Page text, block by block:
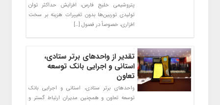
پتروشیمی خلیج فارس، افزایش حداکثر توان
تولیدی توربین‌ها بدون تغییرات هزینه بر سخت
افزاری، خصوصاً در فصول […]
تقدیر از واحدهای برتر ستادی،
استانی و اجرایی بانک توسعه
تعاون
واحدهای برتر ستادی، استانی و اجرایی بانک
توسعه تعاون و همچنین مدیران ارتباط گستر و